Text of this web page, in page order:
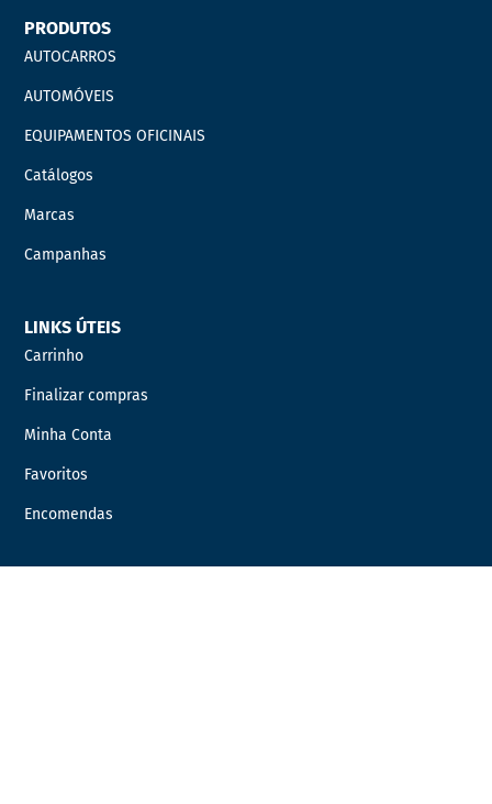
PRODUTOS
AUTOCARROS
AUTOMÓVEIS
EQUIPAMENTOS OFICINAIS
Catálogos
Marcas
Campanhas
LINKS ÚTEIS
Carrinho
Finalizar compras
Minha Conta
Favoritos
Encomendas